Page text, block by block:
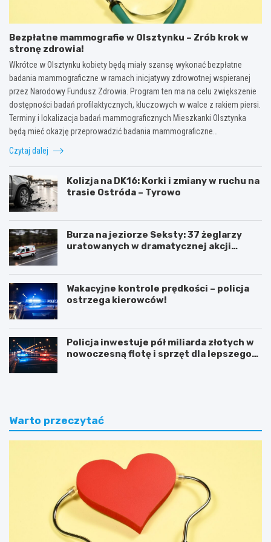
Bezpłatne mammografie w Olsztynku – Zrób krok w
stronę zdrowia!
Wkrótce w Olsztynku kobiety będą miały szansę wykonać bezpłatne
badania mammograficzne w ramach inicjatywy zdrowotnej wspieranej
przez Narodowy Fundusz Zdrowia. Program ten ma na celu zwiększenie
dostępności badań profilaktycznych, kluczowych w walce z rakiem piersi.
Terminy i lokalizacja badań mammograficznych Mieszkanki Olsztynka
będą mieć okazję przeprowadzić badania mammograficzne…
Czytaj dalej
Kolizja na DK16: Korki i zmiany w ruchu na
trasie Ostróda – Tyrowo
Burza na jeziorze Seksty: 37 żeglarzy
uratowanych w dramatycznej akcji
Wakacyjne kontrole prędkości – policja
ostrzega kierowców!
Policja inwestuje pół miliarda złotych w
nowoczesną flotę i sprzęt dla lepszego
Warto przeczytać